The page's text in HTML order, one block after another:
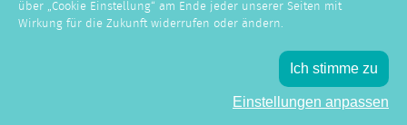
Steigern Sie Ihren Wert auf
Am 14.12. startet der nächste
über „Cookie Einstellung“ am Ende jeder unserer Seiten mit
Wirkung für die Zukunft widerrufen oder ändern.
Ich stimme zu
Einstellungen anpassen